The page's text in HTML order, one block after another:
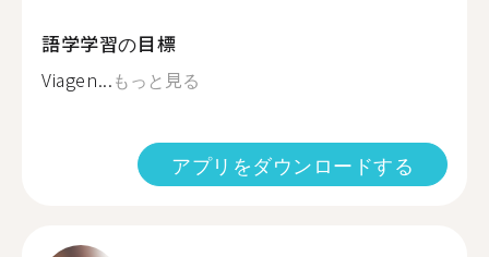
語学学習の目標
Viagen...もっと見る
アプリをダウンロードする